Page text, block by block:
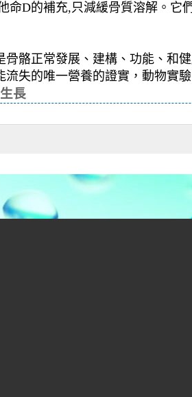
命D的補充,只減緩骨質溶解。
骼正常發展、建構、功能、和
失的唯一營養的證實，動物實
長